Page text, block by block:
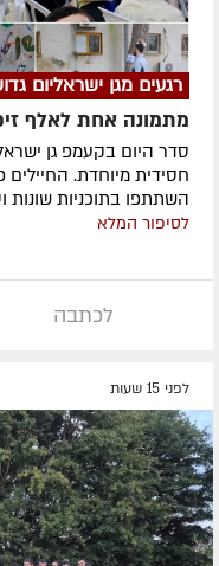
רגעים מגן ישראליום
מתמונה אחת לאלף
סדר היום בקעמפ גן
חסידית מיוחדת.
השתתפו בתוכניות שונות
לסיפור המלא
לכתבה
לפני 15 שעות